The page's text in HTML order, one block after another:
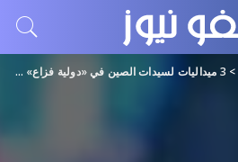
> 3 ميداليات لسيدات الصين في «دولية فزاع» لأصحاب الهمم